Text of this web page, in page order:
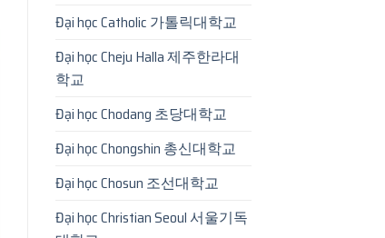
Đại học Catholic 가톨릭대학교
Đại học Cheju Halla 제주한라대
학교
Đại học Chodang 초당대학교
Đại học Chongshin 총신대학교
Đại học Chosun 조선대학교
Đại học Christian Seoul 서울기독